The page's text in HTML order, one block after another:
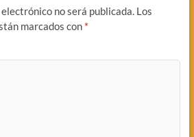
no será publicada. Los
marcados con *